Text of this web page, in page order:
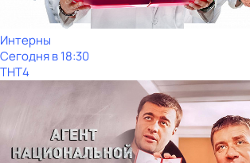
Интерны
Сегодня в 18:30
ТНТ4